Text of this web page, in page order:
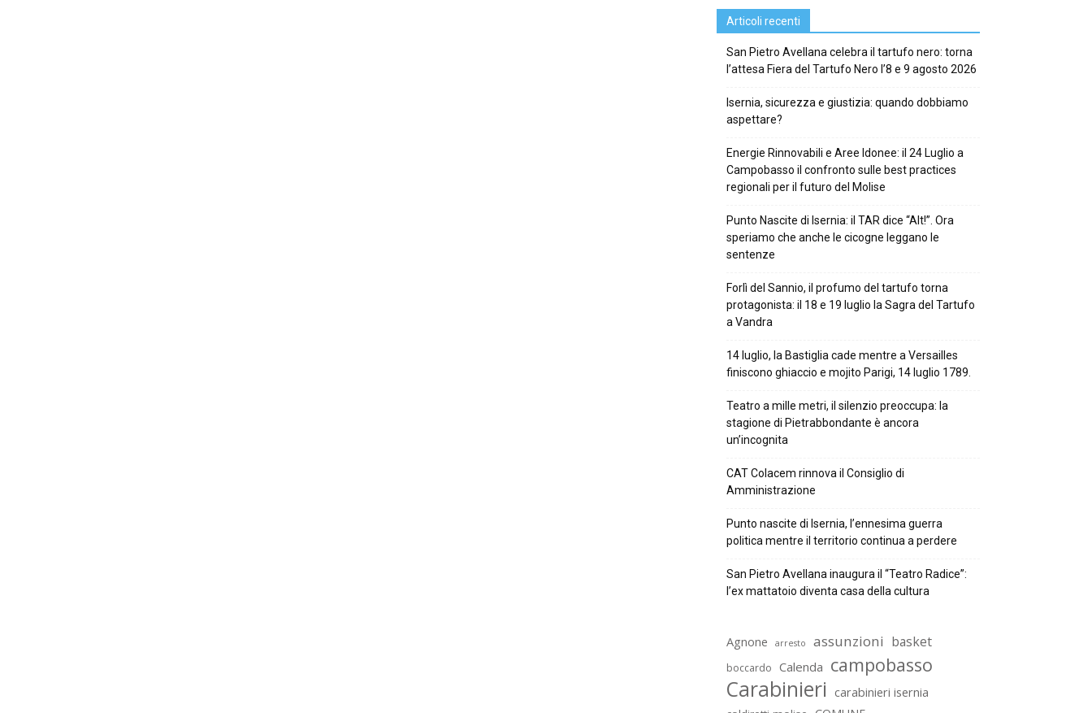
Articoli recenti
San Pietro Avellana celebra il tartufo nero: torna
l’attesa Fiera del Tartufo Nero l’8 e 9 agosto 2026
Isernia, sicurezza e giustizia: quando dobbiamo
aspettare?
Energie Rinnovabili e Aree Idonee: il 24 Luglio a
Campobasso il confronto sulle best practices
regionali per il futuro del Molise
Punto Nascite di Isernia: il TAR dice “Alt!”. Ora
speriamo che anche le cicogne leggano le
sentenze
Forlì del Sannio, il profumo del tartufo torna
protagonista: il 18 e 19 luglio la Sagra del Tartufo
a Vandra
14 luglio, la Bastiglia cade mentre a Versailles
finiscono ghiaccio e mojito Parigi, 14 luglio 1789.
Teatro a mille metri, il silenzio preoccupa: la
stagione di Pietrabbondante è ancora
un’incognita
CAT Colacem rinnova il Consiglio di
Amministrazione
Punto nascite di Isernia, l’ennesima guerra
politica mentre il territorio continua a perdere
San Pietro Avellana inaugura il “Teatro Radice”:
l’ex mattatoio diventa casa della cultura
Agnone arresto assunzioni basket
boccardo Calenda campobasso
Carabinieri carabinieri isernia